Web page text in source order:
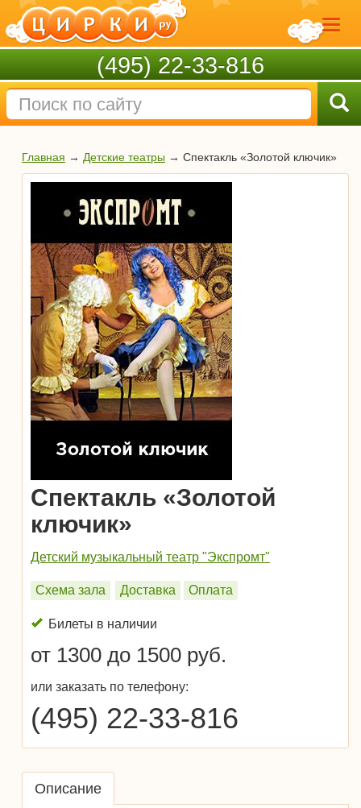
(495) 22-33-816
Главная → Детские театры → Спектакль «Золотой ключик»
Спектакль «Золотой
ключик»
Детский музыкальный театр "Экспромт"
Схема зала Доставка Оплата
Билеты в наличии
от 1300 до 1500 руб.
или заказать по телефону:
(495) 22-33-816
Описание